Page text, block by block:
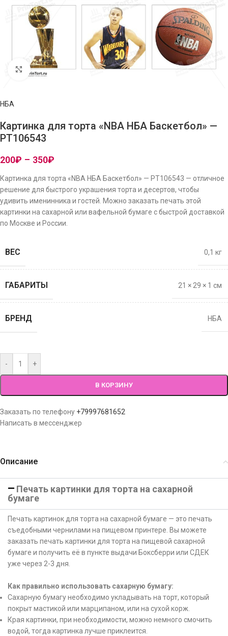
Нажмите, чтобы увеличить изображение
НБА
Картинка для торта «NBA НБА Баскетбол» —
PT106543
200₽ – 350₽
Картинка для торта «NBA НБА Баскетбол» — PT106543 — отличное
решение для быстрого украшения торта и десертов, чтобы
удивить именинника и гостей. Можно заказать печать этой
картинки на сахарной или вафельной бумаге с быстрой доставкой
по Москве и России.
ВЕС 0,1 кг
ГАБАРИТЫ 21 × 29 × 1 см
БРЕНД НБА
- +
В КОРЗИНУ
Заказать по телефону +79997681652
Написать в мессенджер
Описание
Печать картинки для торта на сахарной
бумаге
Печать картинок для торта на сахарной бумаге — это печать
съедобными чернилами на пищевом принтере. Вы можете
заказать печать картинки для торта на пищевой сахарной
бумаге и получить её в пункте выдачи Боксберри или СДЕК
уже через 2-3 дня.
Как правильно использовать сахарную бумагу:
Сахарную бумагу необходимо укладывать на торт, который
покрыт мастикой или марципаном, или на сухой корж.
Края картинки, при необходимости, можно немного смочить
водой, тогда картинка лучше приклеится.